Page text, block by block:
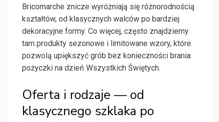
Bricomarche znicze wyróżniają się różnorodnością
kształtów, od klasycznych walców po bardziej
dekoracyjne formy. Co więcej, często znajdziemy
tam produkty sezonowe i limitowane wzory, które
pozwolą upiększyć grób bez konieczności brania
pożyczki na dzień Wszystkich Świętych.
Oferta i rodzaje — od
klasycznego szklaka po